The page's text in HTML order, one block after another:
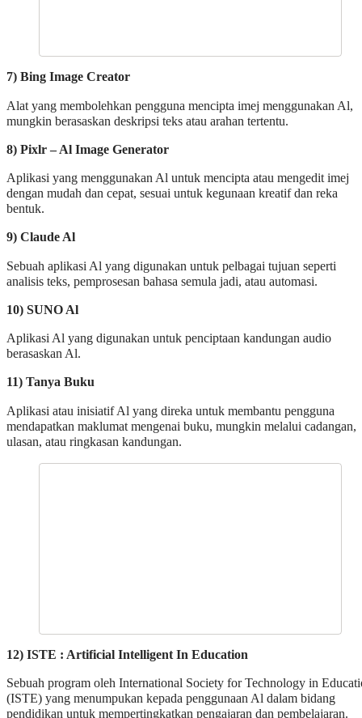
7) Bing Image Creator
Alat yang membolehkan pengguna mencipta imej menggunakan Al,
mungkin berasaskan deskripsi teks atau arahan tertentu.
8) Pixlr – Al Image Generator
Aplikasi yang menggunakan Al untuk mencipta atau mengedit imej
dengan mudah dan cepat, sesuai untuk kegunaan kreatif dan reka
bentuk.
9) Claude Al
Sebuah aplikasi Al yang digunakan untuk pelbagai tujuan seperti
analisis teks, pemprosesan bahasa semula jadi, atau automasi.
10) SUNO Al
Aplikasi Al yang digunakan untuk penciptaan kandungan audio
berasaskan Al.
11) Tanya Buku
Aplikasi atau inisiatif Al yang direka untuk membantu pengguna
mendapatkan maklumat mengenai buku, mungkin melalui cadangan,
ulasan, atau ringkasan kandungan.
12) ISTE : Artificial Intelligent In Education
Sebuah program oleh International Society for Technology in
(ISTE) yang menumpukan kepada penggunaan Al dalam bidang
pendidikan untuk mempertingkatkan pengajaran dan pembelajaran.